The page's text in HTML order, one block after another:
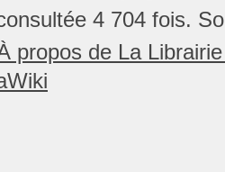
4 704 fois.
propos de La